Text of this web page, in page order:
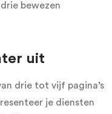
bewezen
uit
drie tot vijf pagina’s
je diensten